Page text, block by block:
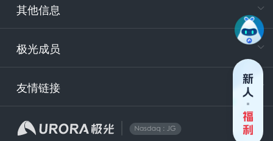
其他信息
极光成员
友情链接
技
安
企